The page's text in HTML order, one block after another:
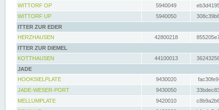
WITTORF OP
5940049
WITTORF UP
5940050
ITTER ZUR EDER
HERZHAUSEN
42800218
ITTER ZUR DIEMEL
KOTTHAUSEN
44100013
JADE
HOOKSIELPLATE
9430020
JADE-WESER-PORT
9430050
MELLUMPLATE
9420010